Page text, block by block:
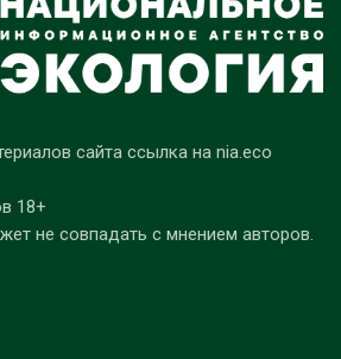
сайта ссылка на nia.eco
18+
не совпадать с мнением авторов.